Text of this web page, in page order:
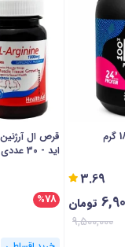
3.69
تومان
9,500,000
اید - 30 عددی
%78